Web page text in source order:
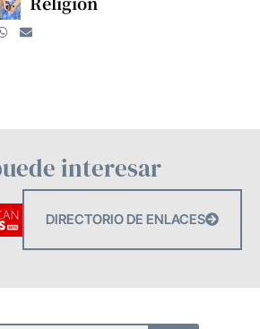
interesar
DIRECTORIO DE ENLACES